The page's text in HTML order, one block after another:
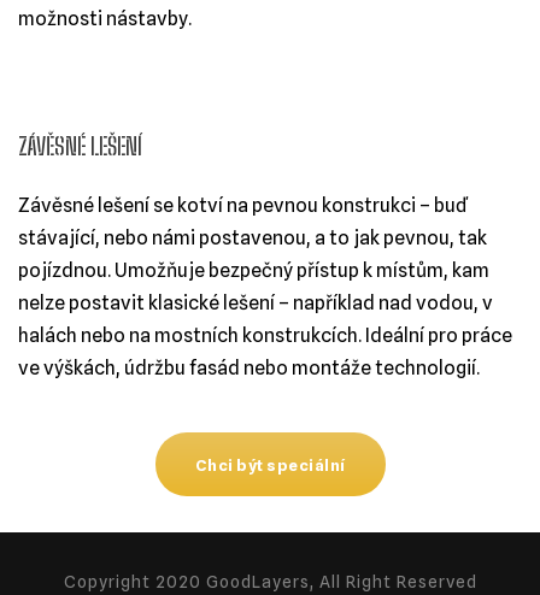
možnosti nástavby.
ZÁVĚSNÉ LEŠENÍ
Závěsné lešení se kotví na pevnou konstrukci – buď
stávající, nebo námi postavenou, a to jak pevnou, tak
pojízdnou. Umožňuje bezpečný přístup k místům, kam
nelze postavit klasické lešení – například nad vodou, v
halách nebo na mostních konstrukcích. Ideální pro práce
ve výškách, údržbu fasád nebo montáže technologií.
Chci být speciální
Copyright 2020 GoodLayers, All Right Reserved